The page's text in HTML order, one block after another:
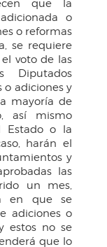
que la
o
o reformas
se requiere
voto de las
Diputados
o adiciones y
mayoría de
así mismo
Estado o la
harán el
y
las
un mes,
en que se
adiciones o
estos no se
que lo